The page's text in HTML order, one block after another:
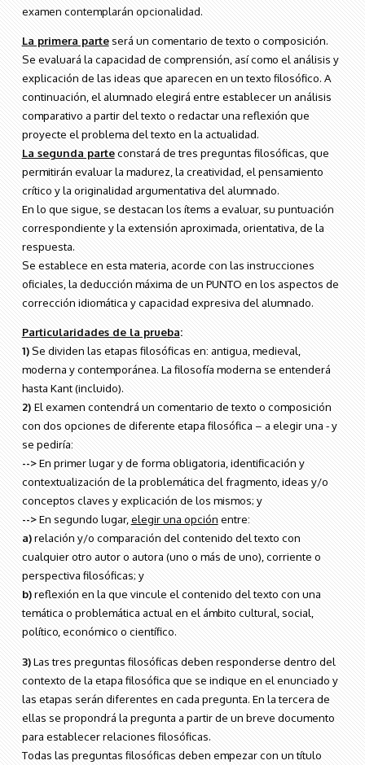
examen contemplarán opcionalidad.
La primera parteserá un comentario de texto o composición.
Se evaluará la capacidad de comprensión, así como el análisis y
explicación de las ideas que aparecen en un texto filosófico. A
continuación, el alumnado elegirá entre establecer un análisis
comparativo a partir del texto o redactar una reflexión que
proyecte el problema del texto en la actualidad.
La segunda parteconstará de tres preguntas filosóficas, que
permitirán evaluar la madurez, la creatividad, el pensamiento
crítico y la originalidad argumentativa del alumnado.
En lo que sigue, se destacan los ítems a evaluar, su puntuación
correspondiente y la extensión aproximada, orientativa, de la
respuesta.
Se establece en esta materia, acorde con las instrucciones
oficiales, la deducción máxima de un PUNTO en los aspectos de
corrección idiomática y capacidad expresiva del alumnado.
Particularidades de la prueba:
1)Se dividen las etapas filosóficas en: antigua, medieval,
moderna y contemporánea. La filosofía moderna se entenderá
hasta Kant (incluido).
2) El examen contendrá un comentario de texto o composición
con dos opciones de diferente etapa filosófica – a elegir una - y
se pediría:
-->En primer lugar y de forma obligatoria, identificación y
contextualización de la problemática del fragmento, ideas y/o
conceptos claves y explicación de los mismos; y
-->En segundo lugar, elegir una opción entre:
a)relación y/o comparación del contenido del texto con
cualquier otro autor o autora (uno o más de uno), corriente o
perspectiva filosóficas; y
b)reflexión en la que vincule el contenido del texto con una
temática o problemática actual en el ámbito cultural, social,
político, económico o científico.
3)Las tres preguntas filosóficas deben responderse dentro del
contexto de la etapa filosófica que se indique en el enunciado y
las etapas serán diferentes en cada pregunta. En la tercera de
ellas se propondrá la pregunta a partir de un breve documento
para establecer relaciones filosóficas.
Todas las preguntas filosóficas deben empezar con un título